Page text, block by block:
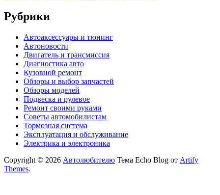
Рубрики
Автоаксессуары и тюнинг
Автоновости
Двигатель и трансмиссия
Диагностика авто
Кузовной ремонт
Обзоры и выбор запчастей
Обзоры моделей
Подвеска и рулевое
Ремонт своими руками
Советы автомобилистам
Тормозная система
Эксплуатация и обслуживание
Электрика и электроника
Copyright © 2026 Автолюбителю Тема Echo Blog от Artify
Themes.